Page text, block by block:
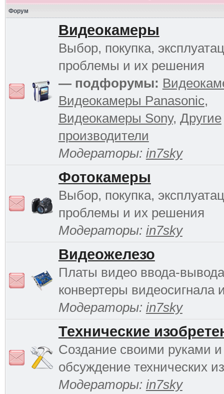
Форум
Видеокамеры
Выбор, покупка,
проблемы и их решения
— подфорумы:
Видеокамеры Panasonic,
Видеокамеры Sony, Другие
производители
Модераторы: in7sky
Фотокамеры
Выбор, покупка,
проблемы и их решения
Модераторы: in7sky
Видеожелезо
Платы видео ввода-
конвертеры видеосигнала
Модераторы: in7sky
Технические
Создание своими руками и
обсуждение технических
Модераторы: in7sky